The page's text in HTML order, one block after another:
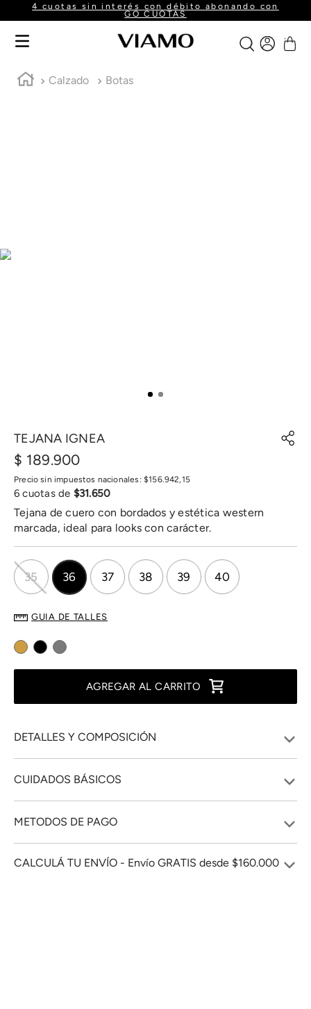
4 cuotas sin interés con débito abonando con
GO CUOTAS
Calzado Botas
TEJANA IGNEA
$ 189.900
Precio sin impuestos nacionales: $156.942,15
6 cuotas de $31.650
Tejana de cuero con bordados y estética western
marcada, ideal para looks con carácter.
35 36 37 38 39 40
GUIA DE TALLES
AGREGAR AL CARRITO
DETALLES Y COMPOSICIÓN
CUIDADOS BÁSICOS
METODOS DE PAGO
CALCULÁ TU ENVÍO - Envío GRATIS desde $160.000